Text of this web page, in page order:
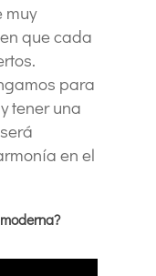
muy
que cada
para
tener una
en el